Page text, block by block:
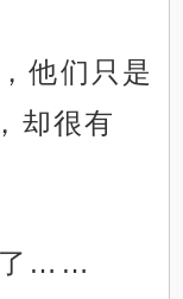
他们只是
却很有
了……